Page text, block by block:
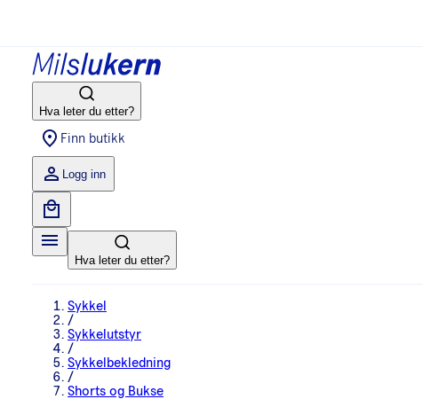
Hva leter du etter?
Finn butikk
Logg inn
Hva leter du etter?
Sykkel
/
Sykkelutstyr
/
Sykkelbekledning
/
Shorts og Bukse